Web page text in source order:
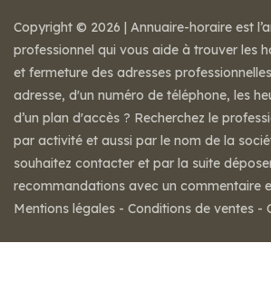
Copyright © 2026 | Annuaire-horaire est
professionnel qui vous aide à trouver les
et fermeture des adresses
adresse, d'un numéro de téléphone, les
d’un plan d'accès ? Recherchez le
par activité et aussi par le nom de la
souhaitez contacter et par la suite
recommandations avec un commentaire
Mentions légales - Conditions de ventes -